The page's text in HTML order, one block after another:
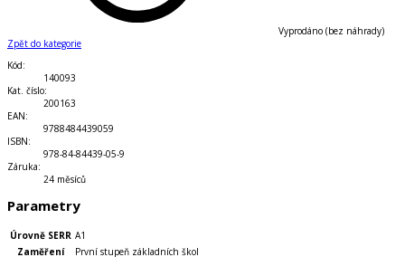
Vyprodáno (bez náhrady)
Zpět do kategorie
Kód:
140093
Kat. číslo:
200163
EAN:
9788484439059
ISBN:
978-84-84439-05-9
Záruka:
24 měsíců
Parametry
Úrovně SERR A1
Zaměření
První stupeň základních škol